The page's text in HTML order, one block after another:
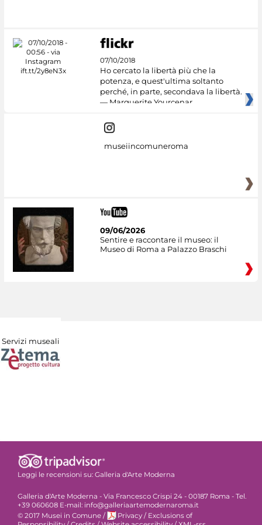
07/10/2018
Ho cercato la libertà più che la
potenza, e quest'ultima soltanto
perché, in parte, secondava la libertà.
— Marguerite Yourcenar
museiincomuneroma
09/06/2026
Sentire e raccontare il museo: il
Museo di Roma a Palazzo Braschi
Servizi museali
Leggi le recensioni su: Galleria d'Arte Moderna
Galleria d'Arte Moderna - Via Francesco Crispi 24 - 00187 Roma - Tel.
+39 060608 E-mail: info@galleriaartemodernaroma.it
© 2017 Musei in Comune / Privacy / Exclusions of